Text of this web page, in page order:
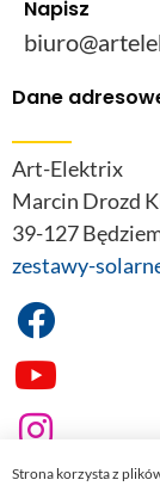
Napisz
Dane
Art-Elektrix
Marcin Drozd
39-127
zestawy-
Strona korzysta z